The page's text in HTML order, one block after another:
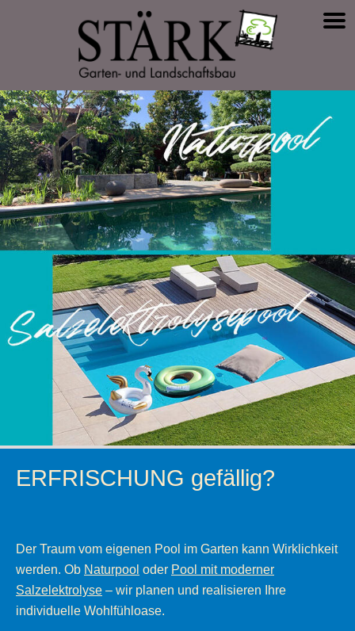
ERFRISCHUNG gefällig?
Der Traum vom eigenen Pool im Garten kann Wirklichkeit
werden. Ob Naturpool oder Pool mit moderner
Salzelektrolyse – wir planen und realisieren Ihre
individuelle Wohlfühloase.